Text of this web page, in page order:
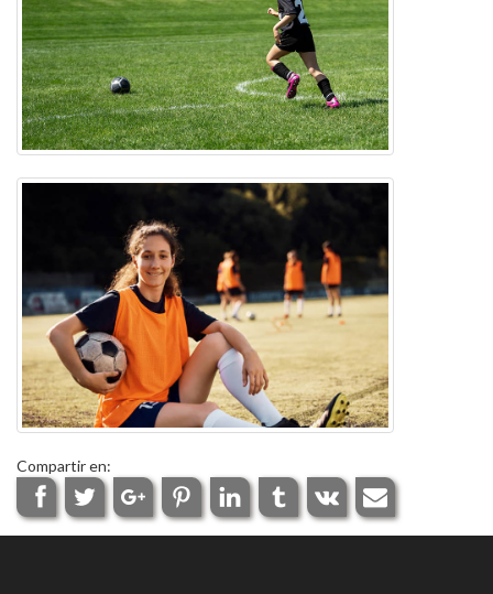
Compartir en: